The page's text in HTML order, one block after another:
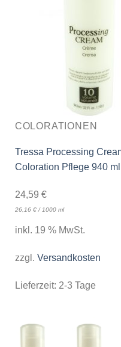
COLORATIONEN
Tressa Processing
Coloration Pflege 940 ml
24,59 €
26,16 €/ 1000 ml
inkl. 19 % MwSt.
zzgl. Versandkosten
Lieferzeit: 2-3 Tage